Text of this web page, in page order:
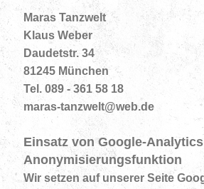
Maras Tanzwelt
Klaus Weber
Daudetstr. 34
81245 München
Tel. 089 - 361 58 18
maras-tanzwelt@web.de
Einsatz von Google-
Anonymisierungsfunktion
Wir setzen auf unserer Seite